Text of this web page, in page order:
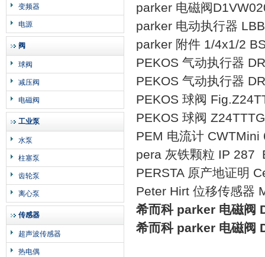
变频器
电源
阀
球阀
减压阀
电磁阀
工业泵
水泵
柱塞泵
齿轮泵
离心泵
传感器
超声波传感器
热电偶
parker 电磁阀
parker 电动执行器
parker 附件 1/4x1/2
PEKOS 气动执行器
PEKOS 气动执行器
PEKOS 球阀
PEKOS 球阀
PEM 电流计 CWTMini
pera 灰铁颗粒 IP
PERSTA 原产地证明
Peter Hirt 位移传感器
希而科 parker 电磁阀
希而科 parker 电磁阀